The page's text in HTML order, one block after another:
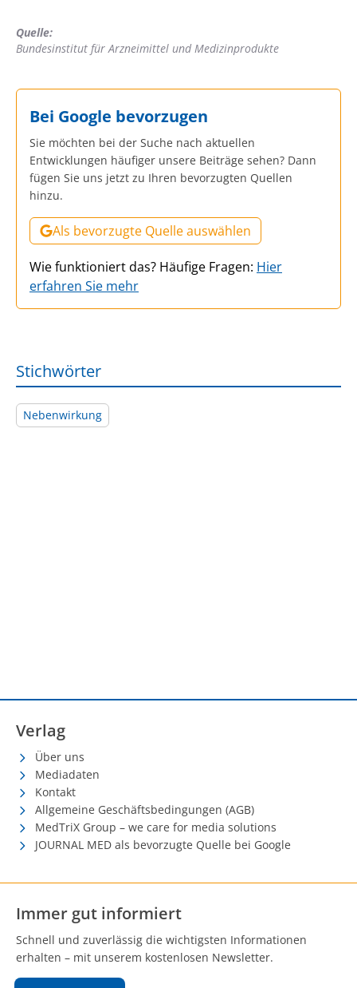
Quelle:
Bundesinstitut für Arzneimittel und Medizinprodukte
Bei Google bevorzugen
Sie möchten bei der Suche nach aktuellen
Entwicklungen häufiger unsere Beiträge sehen? Dann
fügen Sie uns jetzt zu Ihren bevorzugten Quellen
hinzu.
Als bevorzugte Quelle auswählen
Wie funktioniert das? Häufige Fragen: Hier
erfahren Sie mehr
Stichwörter
Nebenwirkung
Verlag
Über uns
Mediadaten
Kontakt
Allgemeine Geschäftsbedingungen (AGB)
MedTriX Group – we care for media solutions
JOURNAL MED als bevorzugte Quelle bei Google
Immer gut informiert
Schnell und zuverlässig die wichtigsten Informationen
erhalten – mit unserem kostenlosen Newsletter.